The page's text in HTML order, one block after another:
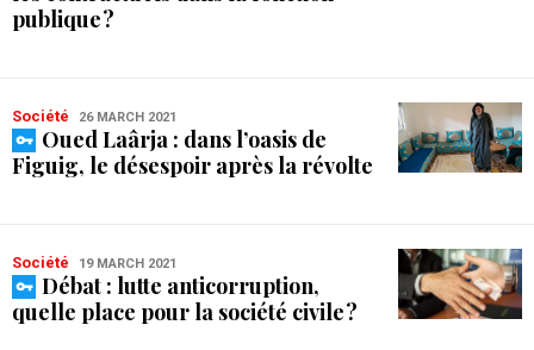
publique ?
Société 26 MARCH 2021
Oued Laârja : dans l’oasis de
Figuig, le désespoir après la révolte
Société 19 MARCH 2021
Débat : lutte anticorruption,
quelle place pour la société civile ?